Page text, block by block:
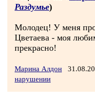
Раздумье)
Молодец! У меня
Цветаева - моя
прекрасно!
Марина Алдон
нарушении